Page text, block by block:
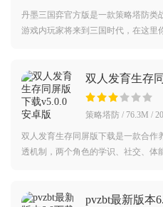
丹墨三国弈官方版是一款策略塔防类
游戏内玩家将来到三国时代，在这里
双人发育生存
策略塔防 / 76.3M /
双人发育生存同屏版下载是一款合作
透机制，两个角色的学识、社交、体
pvzbt最新版本